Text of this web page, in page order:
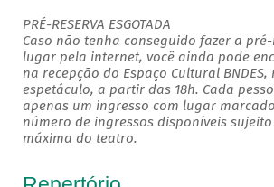
PRÉ-RESERVA ESGOTADA
Caso não tenha conseguido fazer a
lugar pela internet, você ainda pode
na recepção do Espaço Cultural
espetáculo, a partir das 18h. Cada
apenas um ingresso com lugar
número de ingressos disponíveis
máxima do teatro.